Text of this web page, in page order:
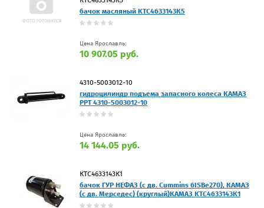
бачок масляный КТС4633143К5
Цена Ярославль:
10 907.05 руб.
4310-5003012-10
гидроцилиндр подъема запасного колеса КАМАЗ
PPT 4310-5003012-10
Цена Ярославль:
14 144.05 руб.
КТС4633143К1
бачок ГУР НЕФАЗ (с дв. Cummins 6ISBe270), КАМАЗ
(с дв. Мерседес) (круглый)КАМАЗ КТС4633143К1